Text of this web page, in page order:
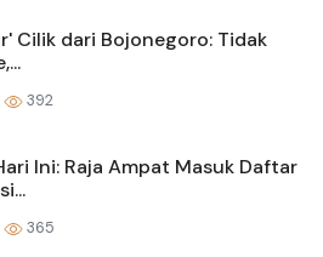
Cilik dari Bojonegoro: Tidak
392
Ini: Raja Ampat Masuk Daftar
365